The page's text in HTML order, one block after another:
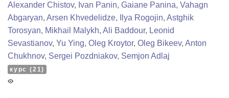
Alexander Chistov, Ivan Panin, Gaiane Panina, Vahagn
Abgaryan, Arsen Khvedelidze, Ilya Rogojin, Astghik
Torosyan, Mikhail Malykh, Ali Baddour, Leonid
Sevastianov, Yu Ying, Oleg Kroytor, Oleg Bikeev, Anton
Chukhnov, Sergei Pozdniakov, Semjon Adlaj
курс (21)